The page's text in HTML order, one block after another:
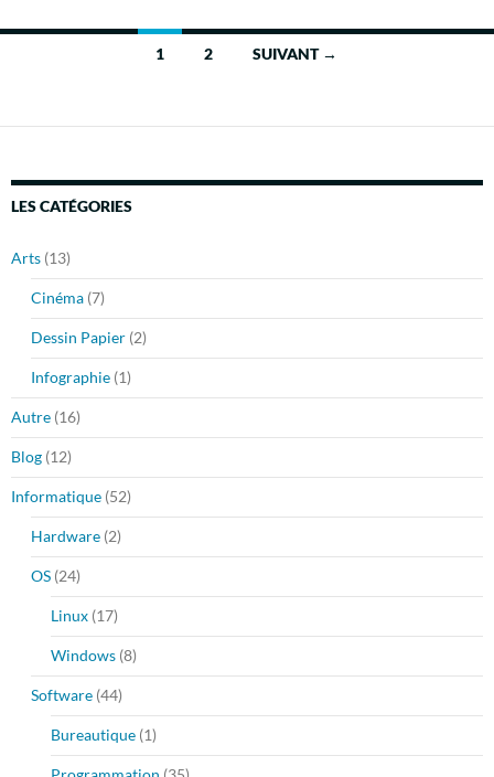
articles
1 2 SUIVANT →
LES CATÉGORIES
Arts (13)
Cinéma (7)
Dessin Papier (2)
Infographie (1)
Autre (16)
Blog (12)
Informatique (52)
Hardware (2)
OS (24)
Linux (17)
Windows (8)
Software (44)
Bureautique (1)